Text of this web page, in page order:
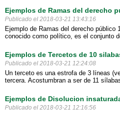
Ejemplos de Ramas del derecho
Publicado el 2018-03-21 13:43:16
Ejemplo de Ramas del derecho público
conocido como político, es el conjunto
Ejemplos de Tercetos de 10
Publicado el 2018-03-21 12:24:08
Un terceto es una estrofa de 3 líneas
tercera. Acostumbran a ser de 11
Ejemplos de Disolucion
Publicado el 2018-03-21 12:16:56